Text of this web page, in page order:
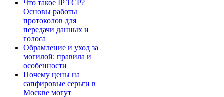
Что такое IP TCP?
Основы работы
протоколов для
передачи данных и
голоса
Обрамление и уход за
могилой: правила и
особенности
Почему цены на
сапфировые серьги в
Москве могут